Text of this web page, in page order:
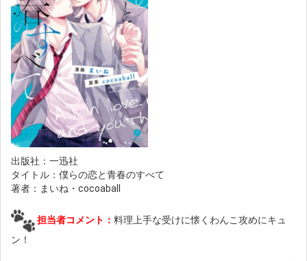
出版社：一迅社
タイトル：僕らの恋と青春のすべて
著者：まいね・cocoaball
担当者コメント： 料理上手な受けに懐くわんこ攻めにキュ
ン！